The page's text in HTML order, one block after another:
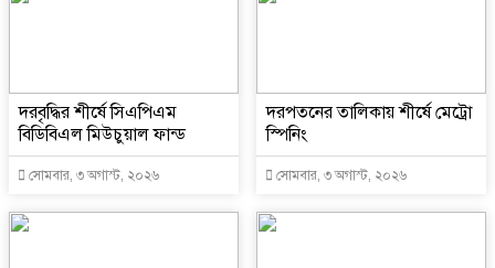
দরবৃদ্ধির শীর্ষে সিএপিএম
বিডিবিএল মিউচুয়াল ফান্ড
সোমবার, ৩ অগাস্ট, ২০২৬
দরপতনের তালিকায় শীর্ষে মেট্রো
স্পিনিং
সোমবার, ৩ অগাস্ট, ২০২৬